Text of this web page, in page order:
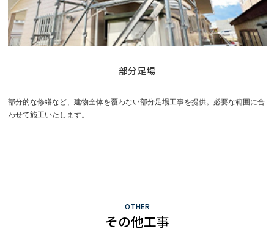
部分足場
部分的な修繕など、建物全体を覆わない部分足場工事を提供。必要な範囲に合
わせて施工いたします。
OTHER
その他工事